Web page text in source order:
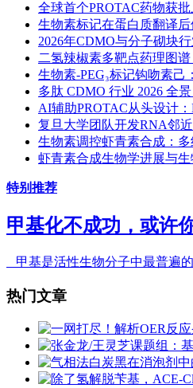
全球首个PROTAC药物获
生物素标记在蛋白质翻译
2026年CDMO与分子砌块
二氢辣椒素多靶点药理图
生物素-PEG₃标记钩吻素
多肽 CDMO 行业 2026 全
AI辅助PROTAC从头设计：
复旦大学团队开发RNA邻
生物素调控虾青素合成：
虾青素合成生物学进展与
特别推荐
甲基化不成功，或许
甲基是活性生物分子中最普遍
热门文章